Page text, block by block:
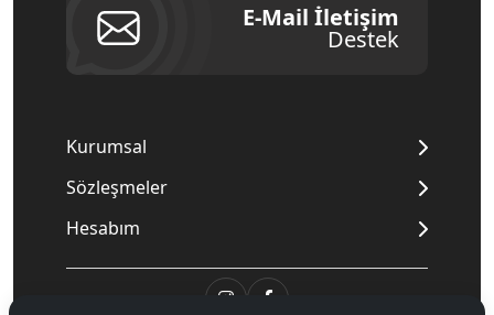
E-Mail İletişim
Destek
Kurumsal
Sözleşmeler
Hesabım